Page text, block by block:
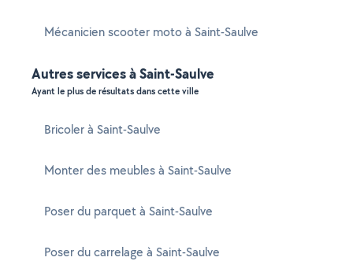
Mécanicien scooter moto à Saint-Saulve
Autres services à Saint-Saulve
Ayant le plus de résultats dans cette ville
Bricoler à Saint-Saulve
Monter des meubles à Saint-Saulve
Poser du parquet à Saint-Saulve
Poser du carrelage à Saint-Saulve